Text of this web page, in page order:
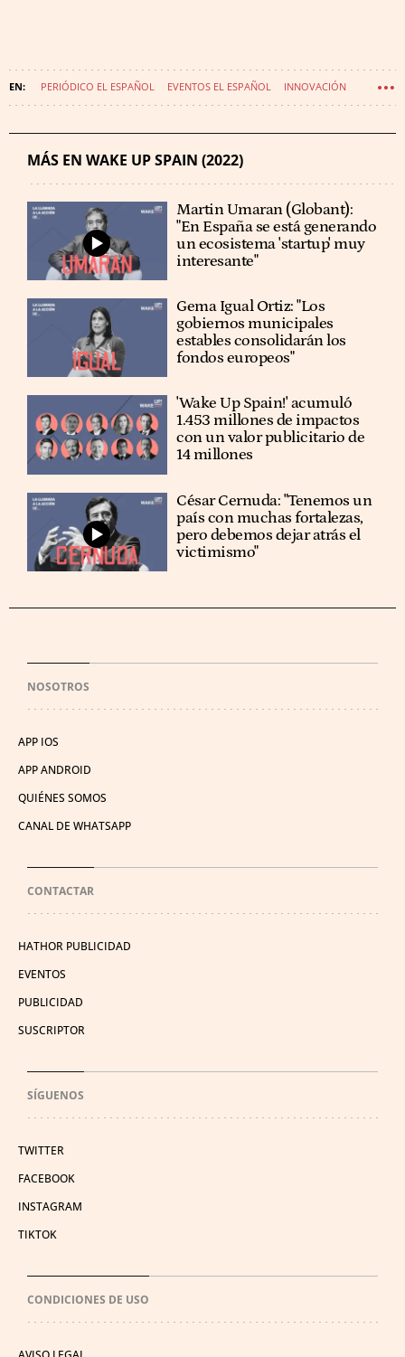
PERIÓDICO EL ESPAÑOL EVENTOS EL ESPAÑOL INNOVACIÓN
WAKE UP - DIGITALIZACIÓN
MÁS EN WAKE UP SPAIN (2022)
Martin Umaran (Globant):
"En España se está generando
un ecosistema 'startup' muy
interesante"
Gema Igual Ortiz: "Los
gobiernos municipales
estables consolidarán los
fondos europeos"
'Wake Up Spain!' acumuló
1.453 millones de impactos
con un valor publicitario de
14 millones
César Cernuda: "Tenemos un
país con muchas fortalezas,
pero debemos dejar atrás el
victimismo"
NOSOTROS
APP IOS
APP ANDROID
QUIÉNES SOMOS
CANAL DE WHATSAPP
CONTACTAR
HATHOR PUBLICIDAD
EVENTOS
PUBLICIDAD
SUSCRIPTOR
SÍGUENOS
TWITTER
FACEBOOK
INSTAGRAM
TIKTOK
CONDICIONES DE USO